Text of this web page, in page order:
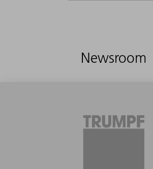
Newsroom